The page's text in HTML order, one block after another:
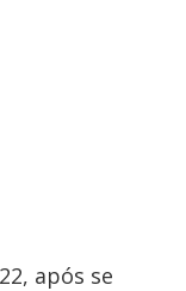
após se